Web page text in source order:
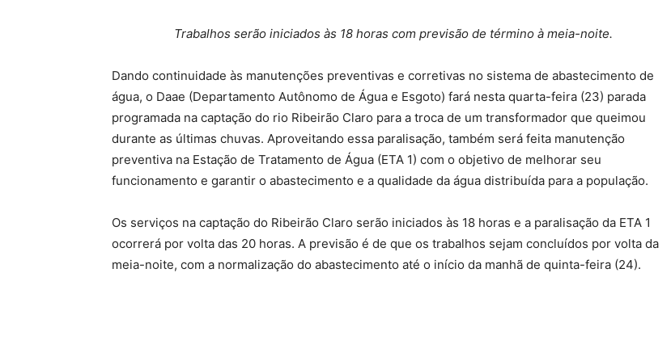
Trabalhos serão iniciados às 18 horas com previsão de término à meia-noite.
Dando continuidade às manutenções preventivas e corretivas no sistema de abastecimento de
água, o Daae (Departamento Autônomo de Água e Esgoto) fará nesta quarta-feira (23) parada
programada na captação do rio Ribeirão Claro para a troca de um transformador que queimou
durante as últimas chuvas. Aproveitando essa paralisação, também será feita manutenção
preventiva na Estação de Tratamento de Água (ETA 1) com o objetivo de melhorar seu
funcionamento e garantir o abastecimento e a qualidade da água distribuída para a população.
Os serviços na captação do Ribeirão Claro serão iniciados às 18 horas e a paralisação da ETA 1
ocorrerá por volta das 20 horas. A previsão é de que os trabalhos sejam concluídos por volta da
meia-noite, com a normalização do abastecimento até o início da manhã de quinta-feira (24).